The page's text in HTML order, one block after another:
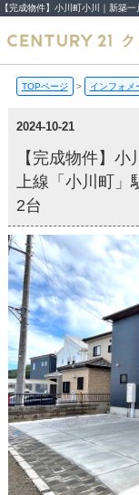
TOPページ > インフォメ
2024-10-21
【完成物件】
上線「小川町」
2台